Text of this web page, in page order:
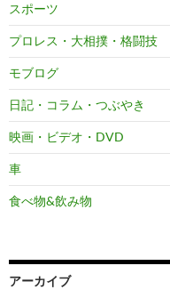
スポーツ
プロレス・大相撲・格闘技
モブログ
日記・コラム・つぶやき
映画・ビデオ・DVD
車
食べ物&飲み物
アーカイブ